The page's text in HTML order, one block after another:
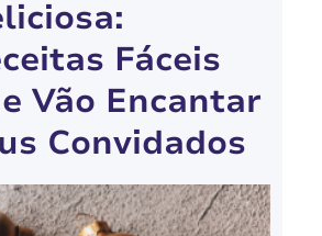
Fáceis
Vão Encantar
Convidados